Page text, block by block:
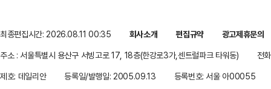
최종편집시간: 2026.08.11 00:35 회사소개 편집규약
광고제휴문의
주소 : 서울특별시 용산구 서빙고로 17, 18층(한강로3가,센트럴파크 타워동)
전
제호: 데일리안
등록일/발행일: 2005.09.13 등록번호: 서울 아00055